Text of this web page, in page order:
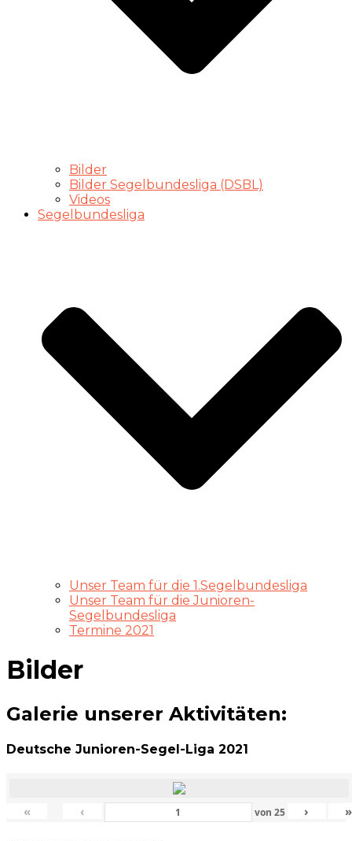
Bilder
Bilder Segelbundesliga (DSBL)
Videos
Segelbundesliga
Unser Team für die 1.Segelbundesliga
Unser Team für die Junioren-
Segelbundesliga
Termine 2021
Bilder
Galerie unserer Aktivitäten:
Deutsche Junioren-Segel-Liga 2021
« ‹ von 25 › »